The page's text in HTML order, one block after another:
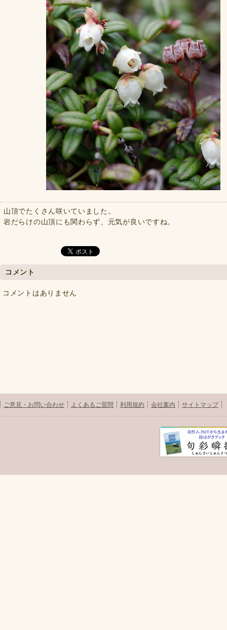
山頂でたくさん咲いていました。
岩だらけの山頂にも関わらず、元気が良いですね。
コメント
コメントはありません
ご意見・お問い合わせ よくあるご質問 利用規約 会社案内 サイトマップ